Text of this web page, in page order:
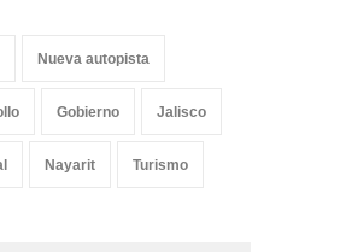
Nueva autopista
Gobierno Jalisco
Nayarit Turismo